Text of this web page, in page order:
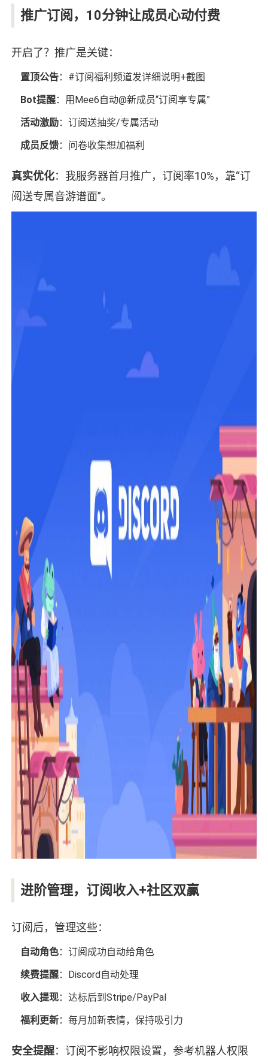
推广订阅，10分钟让成员心动付费
开启了？推广是关键：
置顶公告：#订阅福利频道发详细说明+截图
Bot提醒：用Mee6自动@新成员“订阅享专属”
活动激励：订阅送抽奖/专属活动
成员反馈：问卷收集想加福利
真实优化：我服务器首月推广，订阅率10%，靠“订
阅送专属音游谱面”。
进阶管理，订阅收入+社区双赢
订阅后，管理这些：
自动角色：订阅成功自动给角色
续费提醒：Discord自动处理
收入提现：达标后到Stripe/PayPal
福利更新：每月加新表情，保持吸引力
安全提醒：订阅不影响权限设置，参考机器人权限